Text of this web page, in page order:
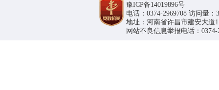
豫ICP备14019896号
电话：0374-2969708 访问量：
地址：河南省许昌市建安大道
网站不良信息举报电话：